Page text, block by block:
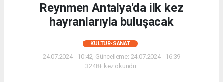
Reynmen Antalya'da ilk kez
hayranlarıyla buluşacak
KÜLTÜR-SANAT
24.07.2024 - 10:42, Güncelleme: 24.07.2024 - 16:39
3248+ kez okundu.